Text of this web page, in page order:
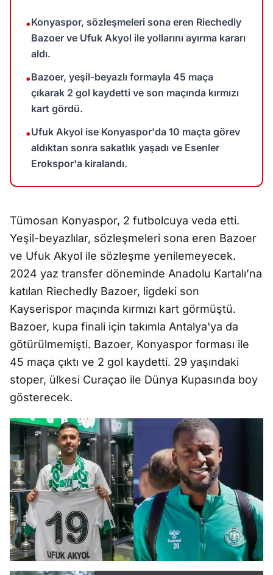
•Konyaspor, sözleşmeleri sona eren Riechedly
Bazoer ve Ufuk Akyol ile yollarını ayırma kararı
aldı.
•Bazoer, yeşil-beyazlı formayla 45 maça
çıkarak 2 gol kaydetti ve son maçında kırmızı
kart gördü.
•Ufuk Akyol ise Konyaspor'da 10 maçta görev
aldıktan sonra sakatlık yaşadı ve Esenler
Erokspor'a kiralandı.
Tümosan Konyaspor, 2 futbolcuya veda etti.
Yeşil-beyazlılar, sözleşmeleri sona eren Bazoer
ve Ufuk Akyol ile sözleşme yenilemeyecek.
2024 yaz transfer döneminde Anadolu Kartalı’na
katılan Riechedly Bazoer, ligdeki son
Kayserispor maçında kırmızı kart görmüştü.
Bazoer, kupa finali için takımla Antalya'ya da
götürülmemişti. Bazoer, Konyaspor forması ile
45 maça çıktı ve 2 gol kaydetti. 29 yaşındaki
stoper, ülkesi Curaçao ile Dünya Kupasında boy
gösterecek.